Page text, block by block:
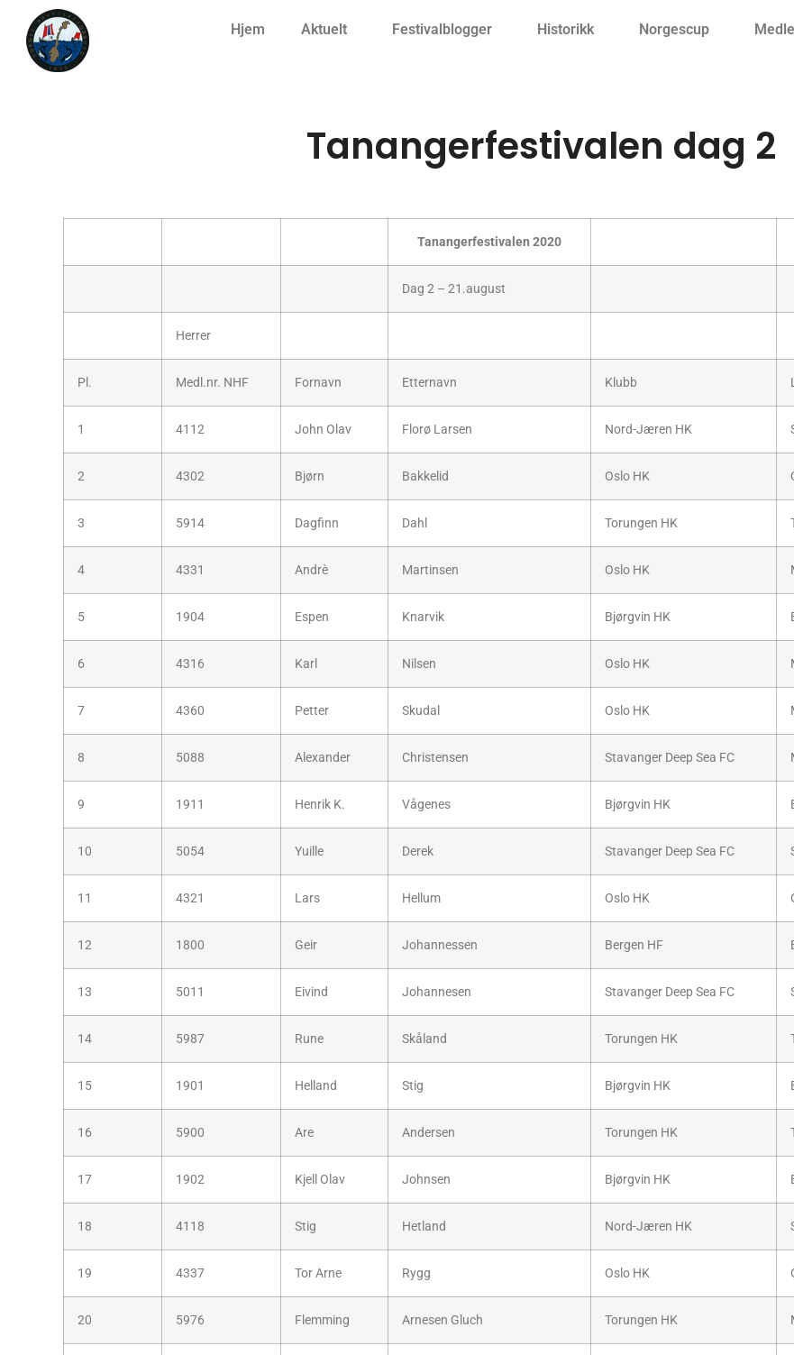
Hjem Aktuelt Festivalblogger Historikk Norgescup
Tanangerfestivalen dag 2
Tanangerfestivalen 2020
Dag 2 – 21.august
Herrer
Pl. Medl.nr. NHF Fornavn Etternavn Klubb
1 4112 John Olav Florø Larsen Nord-Jæren HK
2 4302 Bjørn Bakkelid Oslo HK
3 5914 Dagfinn Dahl Torungen HK
4 4331 Andrè Martinsen Oslo HK
5 1904 Espen Knarvik Bjørgvin HK
6 4316 Karl Nilsen Oslo HK
7 4360 Petter Skudal Oslo HK
8 5088 Alexander Christensen Stavanger Deep Sea FC
9 1911 Henrik K. Vågenes Bjørgvin HK
10 5054 Yuille Derek Stavanger Deep Sea FC
11 4321 Lars Hellum Oslo HK
12 1800 Geir Johannessen Bergen HF
13 5011 Eivind Johannesen Stavanger Deep Sea FC
14 5987 Rune Skåland Torungen HK
15 1901 Helland Stig Bjørgvin HK
16 5900 Are Andersen Torungen HK
17 1902 Kjell Olav Johnsen Bjørgvin HK
18 4118 Stig Hetland Nord-Jæren HK
19 4337 Tor Arne Rygg Oslo HK
20 5976 Flemming Arnesen Gluch Torungen HK